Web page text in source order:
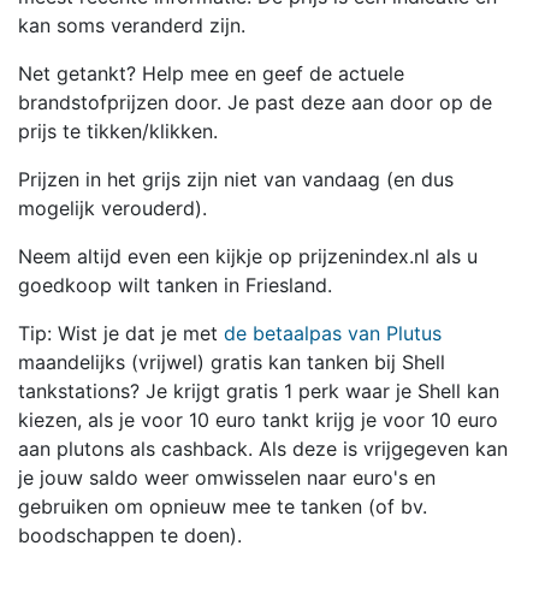
kan soms veranderd zijn.
Net getankt? Help mee en geef de actuele
brandstofprijzen door. Je past deze aan door op de
prijs te tikken/klikken.
Prijzen in het grijs zijn niet van vandaag (en dus
mogelijk verouderd).
Neem altijd even een kijkje op prijzenindex.nl als u
goedkoop wilt tanken in Friesland.
Tip: Wist je dat je met de betaalpas van Plutus
maandelijks (vrijwel) gratis kan tanken bij Shell
tankstations? Je krijgt gratis 1 perk waar je Shell kan
kiezen, als je voor 10 euro tankt krijg je voor 10 euro
aan plutons als cashback. Als deze is vrijgegeven kan
je jouw saldo weer omwisselen naar euro's en
gebruiken om opnieuw mee te tanken (of bv.
boodschappen te doen).